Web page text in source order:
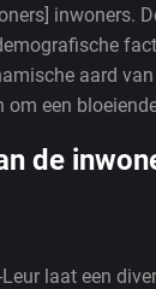
inwoners.
aard
een
de
laat een